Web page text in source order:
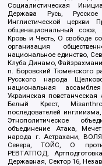
Социалистическая
Держава Русь, Русское
Инглистической церкви
общенациональный союз,
Кровь и Честь, О свободе
организация
национальное единство,
Клуба Динамо,
п. Боровский Тюменского
Русского народа
национальная
Украинская
Белый Крест,
последователей
Этнополитическое
объединение Атака,
народа г. Астрахани,
Севера, ТОЙС, О
РЕВТАТПОД,
Державная, Сектор 16,